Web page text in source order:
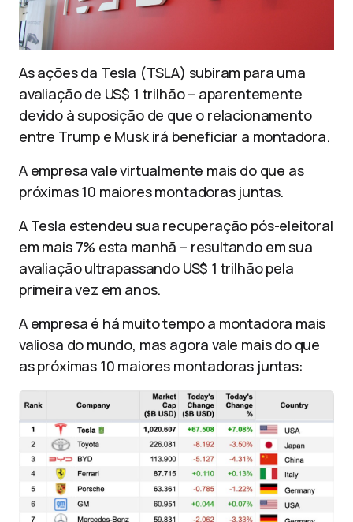
As ações da Tesla (TSLA) subiram para uma
avaliação de US$ 1 trilhão – aparentemente
devido à suposição de que o relacionamento
entre Trump e Musk irá beneficiar a montadora.
A empresa vale virtualmente mais do que as
próximas 10 maiores montadoras juntas.
A Tesla estendeu sua recuperação pós-eleitoral
em mais 7% esta manhã – resultando em sua
avaliação ultrapassando US$ 1 trilhão pela
primeira vez em anos.
A empresa é há muito tempo a montadora mais
valiosa do mundo, mas agora vale mais do que
as próximas 10 maiores montadoras juntas: